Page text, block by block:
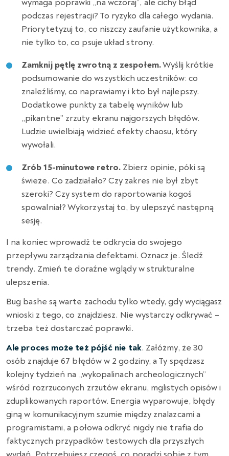
wymaga poprawki „na wczoraj”, ale cichy błąd
podczas rejestracji? To ryzyko dla całego wydania.
Priorytetyzuj to, co niszczy zaufanie użytkownika, a
nie tylko to, co psuje układ strony.
Zamknij pętlę zwrotną z zespołem.Wyślij krótkie
podsumowanie do wszystkich uczestników: co
znaleźliśmy, co naprawiamy i kto był najlepszy.
Dodatkowe punkty za tabelę wyników lub
„pikantne” zrzuty ekranu najgorszych błędów.
Ludzie uwielbiają widzieć efekty chaosu, który
wywołali.
Zrób 15-minutowe retro.Zbierz opinie, póki są
świeże. Co zadziałało? Czy zakres nie był zbyt
szeroki? Czy system do raportowania kogoś
spowalniał? Wykorzystaj to, by ulepszyć następną
sesję.
I na koniec wprowadź te odkrycia do swojego
przepływu zarządzania defektami. Oznacz je. Śledź
trendy. Zmień te doraźne wglądy w strukturalne
ulepszenia.
Bug bashe są warte zachodu tylko wtedy, gdy wyciągasz
wnioski z tego, co znajdziesz. Nie wystarczy odkrywać –
trzeba też dostarczać poprawki.
Ale proces może też pójść nie tak. Załóżmy, że 30
osób znajduje 67 błędów w 2 godziny, a Ty spędzasz
kolejny tydzień na „wykopalinach archeologicznych”
wśród rozrzuconych zrzutów ekranu, mglistych opisów i
zduplikowanych raportów. Energia wyparowuje, błędy
giną w komunikacyjnym szumie między znalazcami a
programistami, a połowa odkryć nigdy nie trafia do
faktycznych przypadków testowych dla przyszłych